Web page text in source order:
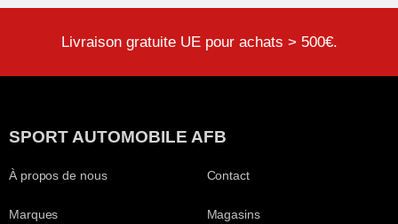
Livraison gratuite UE pour achats > 500€.
SPORT AUTOMOBILE AFB
À propos de nous
Marques
Contact
Magasins